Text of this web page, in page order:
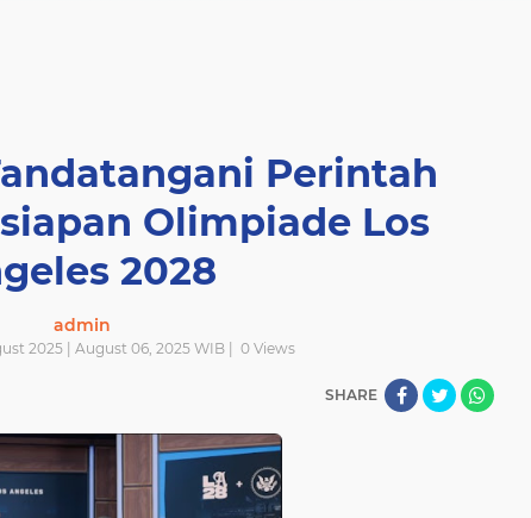
Perintah
Olimpiade Los
2028
admin
2025 | August 06, 2025 WIB | 0Views
SHARE